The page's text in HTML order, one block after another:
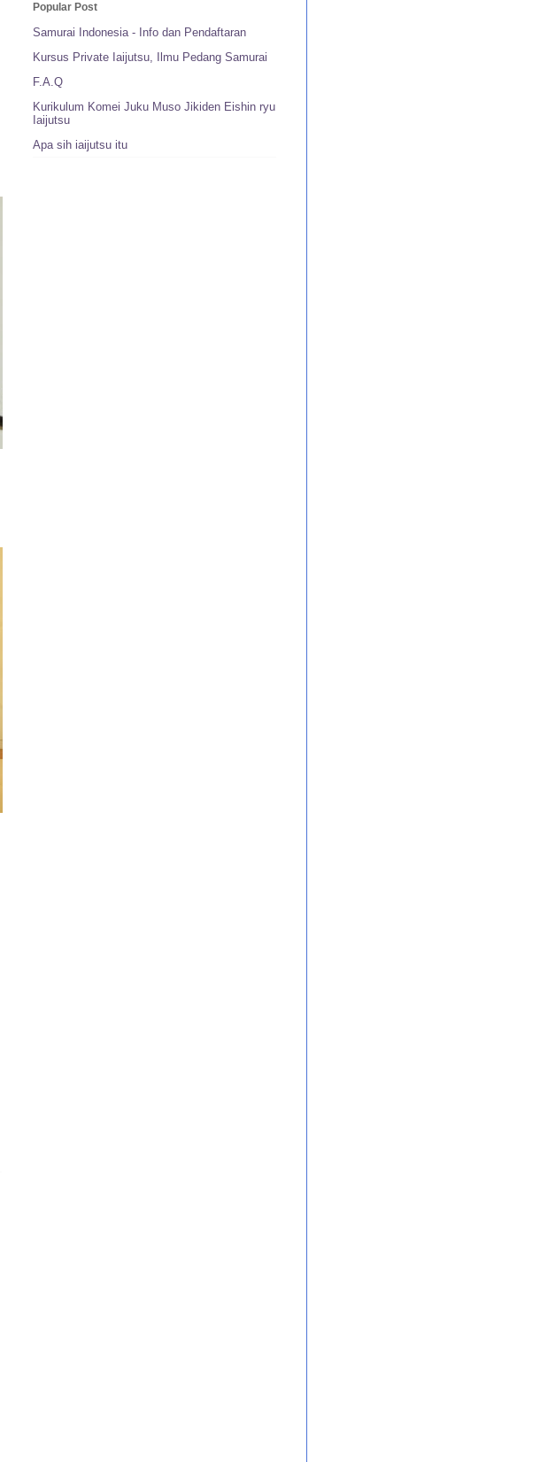
Popular Post
Samurai Indonesia - Info dan Pendaftaran
Kursus Private Iaijutsu, Ilmu Pedang Samurai
F.A.Q
Kurikulum Komei Juku Muso Jikiden Eishin ryu
Iaijutsu
Apa sih iaijutsu itu